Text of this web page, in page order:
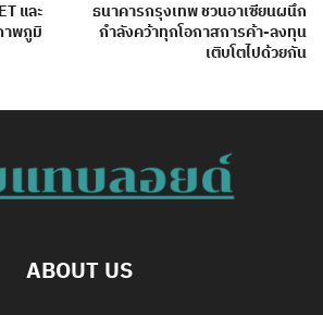
และ
าพภูมิ
ธนาคารกรุงเทพ ชวนอาเซียนผนึก
กำลังคว้าทุกโอกาสการค้า-ลงทุน
เติบโตไปด้วยกัน
ABOUT US